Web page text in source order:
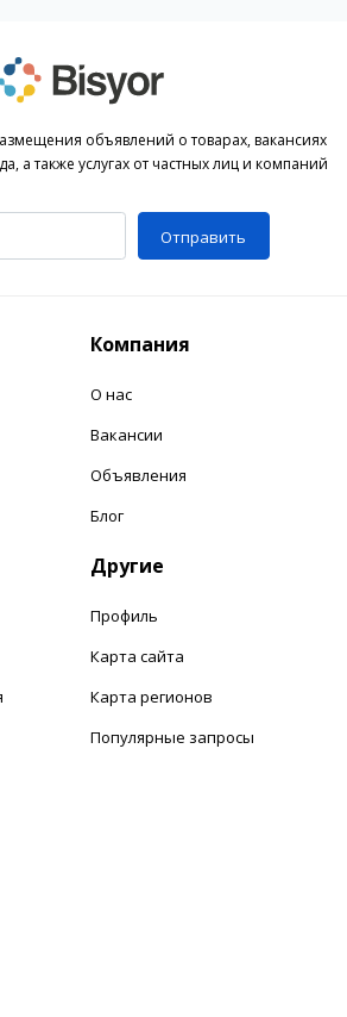
объявлений о товарах, вакансиях
а также услугах от частных лиц и компаний
Отправить
Компания
О нас
Вакансии
Объявления
Блог
Другие
Профиль
Карта сайта
Карта регионов
Популярные запросы